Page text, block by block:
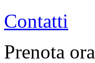
Contatti
Prenota ora